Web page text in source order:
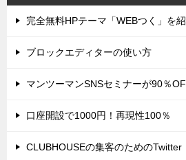
完全無料HPテーマ「WEBつく」を
ブロックエディターの使い方
マンツーマンSNSセミナーが90％
口座開設で1000円！再現性100％
CLUBHOUSEの集客のためのTwitter